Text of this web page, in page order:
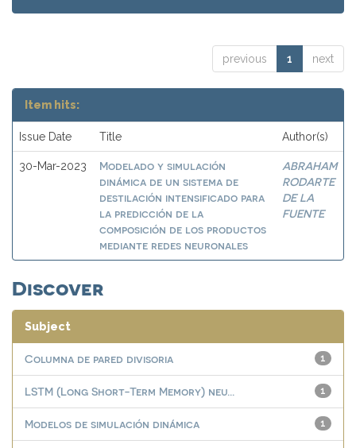
previous 1 next
Item hits:
Issue Date Title Author(s)
30-Mar-2023
Modelado y simulación
dinámica de un sistema de
destilación intensificado para
la predicción de la
composición de los productos
mediante redes neuronales
ABRAHAM
RODARTE
DE LA
FUENTE
Discover
Subject
1
Columna de pared divisoria
1
LSTM (Long Short-Term Memory) neu...
1
Modelos de simulación dinámica